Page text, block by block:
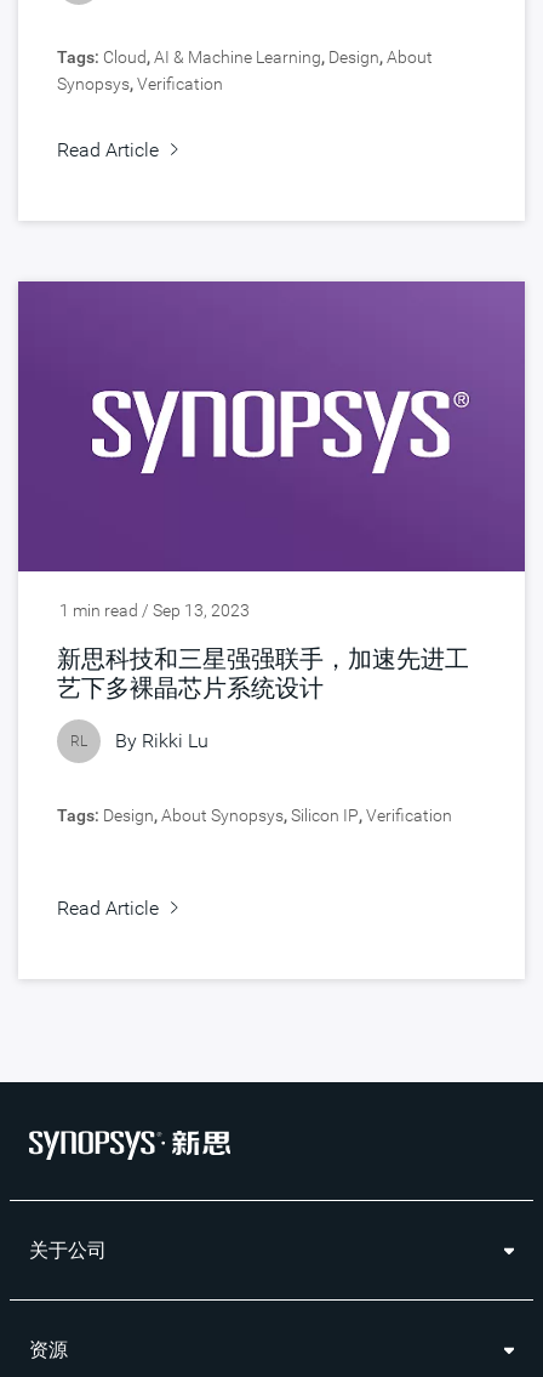
Tags: Cloud,AI & Machine Learning, Design,About
Synopsys,Verification
Read Article
1 min read / Sep 13, 2023
新思科技和三星强强联手，加速先进工
艺下多裸晶芯片系统设计
RL By Rikki Lu
Tags: Design,About Synopsys,Silicon IP,Verification
Read Article
关于公司
资源